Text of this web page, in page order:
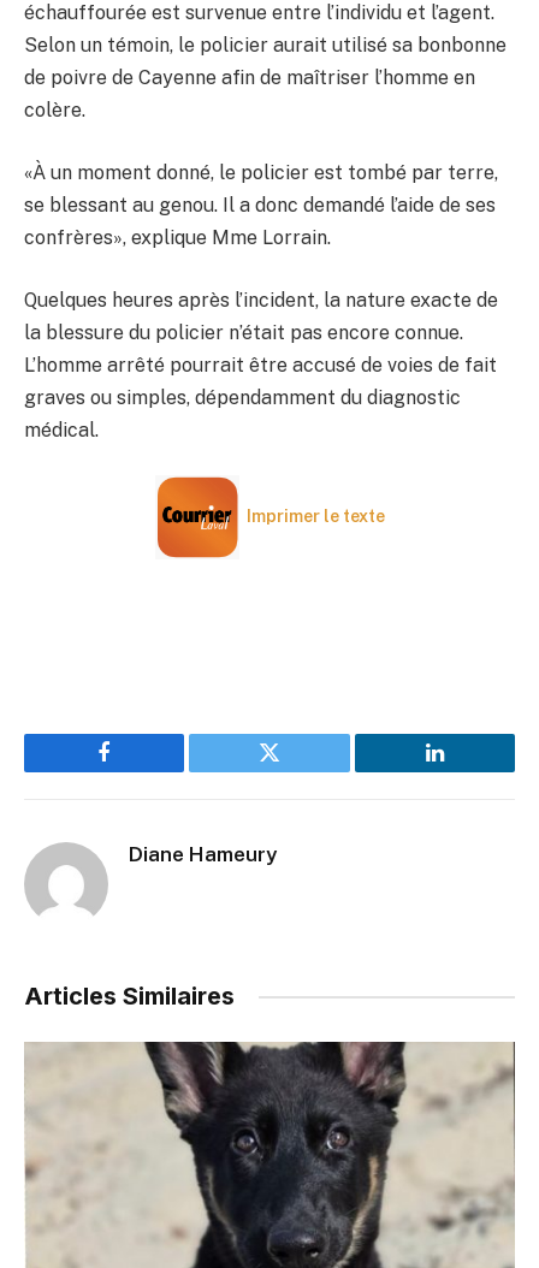
échauffourée est survenue entre l’individu et l’agent.
Selon un témoin, le policier aurait utilisé sa bonbonne
de poivre de Cayenne afin de maîtriser l’homme en
colère.
«À un moment donné, le policier est tombé par terre,
se blessant au genou. Il a donc demandé l’aide de ses
confrères», explique Mme Lorrain.
Quelques heures après l’incident, la nature exacte de
la blessure du policier n’était pas encore connue.
L’homme arrêté pourrait être accusé de voies de fait
graves ou simples, dépendamment du diagnostic
médical.
Imprimer le texte
Facebook Twitter LinkedIn
Diane Hameury
Articles Similaires